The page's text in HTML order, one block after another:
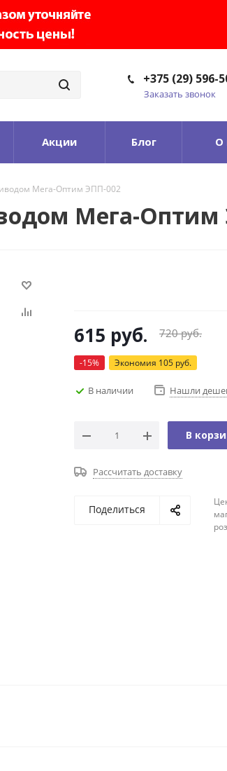
+375 (29) 596-
Заказать звонок
Акции Блог О
Мега-Оптим ЭПП-002
Мега-Оптим
615 руб. 720руб.
-15% Экономия 105 руб.
В наличии Нашли
В
Рассчитать доставку
Поделиться